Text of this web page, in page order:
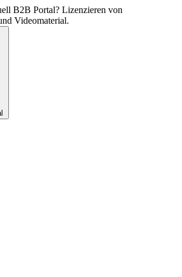
B2B Portal? Lizenzieren von
Videomaterial.